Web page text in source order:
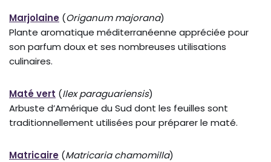
Marjolaine (Origanum majorana)
Plante aromatique méditerranéenne appréciée pour
son parfum doux et ses nombreuses utilisations
culinaires.
Maté vert (Ilex paraguariensis)
Arbuste d’Amérique du Sud dont les feuilles sont
traditionnellement utilisées pour préparer le maté.
Matricaire (Matricaria chamomilla)